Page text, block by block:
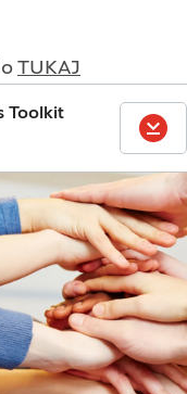
TUKAJ
Toolkit